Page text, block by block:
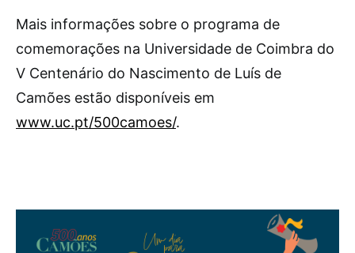
Mais informações sobre o programa de
comemorações na Universidade de Coimbra do
V Centenário do Nascimento de Luís de
Camões estão disponíveis em
www.uc.pt/500camoes/.